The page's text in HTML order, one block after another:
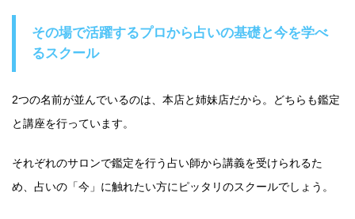
その場で活躍するプロから占いの基礎と今を学べ
るスクール
2つの名前が並んでいるのは、本店と姉妹店だから。どちらも鑑定
と講座を行っています。
それぞれのサロンで鑑定を行う占い師から講義を受けられるた
め、占いの「今」に触れたい方にピッタリのスクールでしょう。